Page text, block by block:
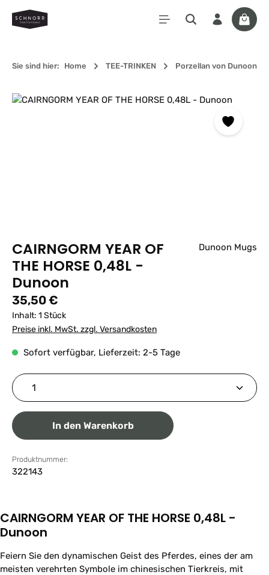
Zum Hauptinhalt springen
Sie sind hier: Home TEE-TRINKEN Porzellan von Dunoon
Bildergalerie überspringen
CAIRNGORM YEAR OF
THE HORSE 0,48L -
Dunoon
Dunoon Mugs
Regulärer Preis:
35,50 €
Inhalt: 1 Stück
Preise inkl. MwSt. zzgl. Versandkosten
Sofort verfügbar, Lieferzeit: 2-5 Tage
Produkt Anzahl: Gib den gewünschten Wert ein
In den Warenkorb
Produktnummer:
322143
CAIRNGORM YEAR OF THE HORSE 0,48L -
Dunoon
Feiern Sie den dynamischen Geist des Pferdes, eines der am
meisten verehrten Symbole im chinesischen Tierkreis, mit